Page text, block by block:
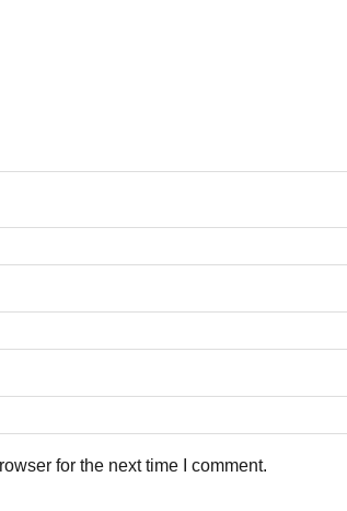
for the next time I comment.